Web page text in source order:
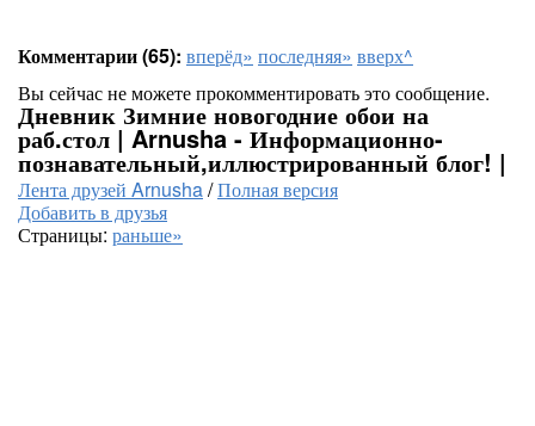
Комментарии (65): вперёд» последняя» вверх^
Вы сейчас не можете прокомментировать это сообщение.
Дневник Зимние новогодние обои на
раб.стол | Arnusha - Информационно-
познавательный,иллюстрированный блог! |
Лента друзей Arnusha/Полная версия
Добавить в друзья
Страницы: раньше»